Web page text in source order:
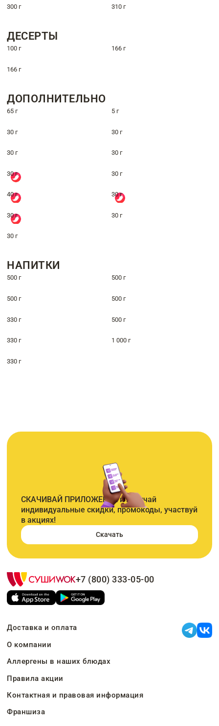
300 г 310 г
ДЕСЕРТЫ
100 г 166 г
166 г
ДОПОЛНИТЕЛЬНО
65 г 5 г
30 г 30 г
30 г 30 г
30 г 30 г
40 г 30 г
30 г 30 г
30 г
НАПИТКИ
500 г 500 г
500 г 500 г
330 г 500 г
330 г 1 000 г
330 г
СКАЧИВАЙ ПРИЛОЖЕНИЕ и получай
индивидуальные скидки, промокоды, участвуй
в акциях!
Скачать
+7 (800) 333-05-00
Доставка и оплата
О компании
Аллергены в наших блюдах
Правила акции
Контактная и правовая информация
Франшиза